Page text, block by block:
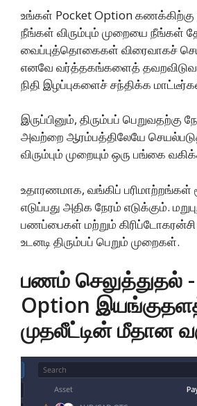
உங்கள் Pocket Option கணக்கிற்கு
நீங்கள் விரும்பும் முறையை நீங்கள்
வைப்புத்தொகைகள் விரைவாகச்
எனவே வர்த்தகங்களைத்
நிதி இழப்புகளைச் சந்திக்க
இருப்பினும், திரும்பப் பெறுவதற்கு
அவற்றை ஆரம்பத்திலேயே
விரும்பும் முறையும் ஒரு பங்கை
உதாரணமாக, வங்கிப்
எடுப்பது அதிக நேரம் எடுக்கும்.
பணப்பைகள் மற்றும்
உடனடி திரும்பப் பெறும் முறைகள்.
பணம் செலுத்துதல்
Option
முதலீட்டின் மீதான